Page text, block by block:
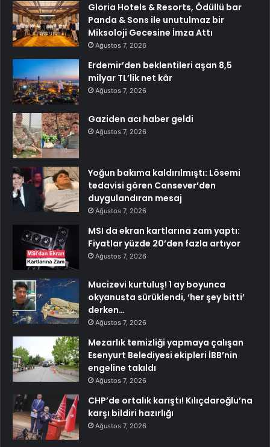
Gloria Hotels & Resorts, Ödüllü bar
Panda & Sons ile unutulmaz bir
Miksoloji Gecesine İmza Attı
Ağustos 7, 2026
Erdemir’den beklentileri aşan 8,5
milyar TL’lik net kâr
Ağustos 7, 2026
Gaziden acı haber geldi
Ağustos 7, 2026
Yoğun bakıma kaldırılmıştı: Lösemi
tedavisi gören Cansever’den
duygulandıran mesaj
Ağustos 7, 2026
MSI da ekran kartlarına zam yaptı:
Fiyatlar yüzde 20’den fazla artıyor
Ağustos 7, 2026
Mucizevi kurtuluş! 1 ay boyunca
okyanusta sürüklendi, ‘her şey bitti’
derken…
Ağustos 7, 2026
Mezarlık temizliği yapmaya çalışan
Esenyurt Belediyesi ekipleri İBB’nin
engeline takıldı
Ağustos 7, 2026
CHP’de ortalık karıştı! Kılıçdaroğlu’na
karşı bildiri hazırlığı
Ağustos 7, 2026